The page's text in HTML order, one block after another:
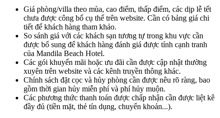
Giá phòng/villa theo mùa, cao điểm, thấp điểm, các dịp lễ tết
chưa được công bố cụ thể trên website. Cần có bảng giá chi
tiết để khách hàng tham khảo.
So sánh giá với các khách sạn tương tự trong khu vực cần
được bổ sung để khách hàng đánh giá được tính cạnh tranh
của Mandila Beach Hotel.
Các gói khuyến mãi hoặc ưu đãi cần được cập nhật thường
xuyên trên website và các kênh truyền thông khác.
Chính sách đặt cọc và hủy phòng cần được nêu rõ ràng, bao
gồm thời gian hủy miễn phí và phí hủy muộn.
Các phương thức thanh toán được chấp nhận cần được liệt kê
đầy đủ (tiền mặt, thẻ tín dụng, chuyển khoản...).